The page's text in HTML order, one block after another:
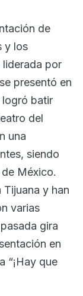
de
y los
por
presentó en
logró batir
del
una
siendo
México.
Tijuana y han
varias
gira
en
“¡Hay que